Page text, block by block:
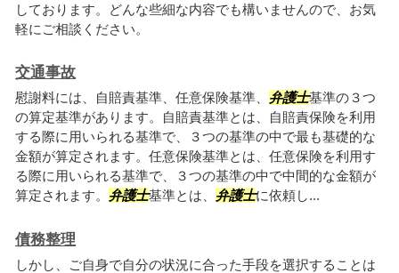
しております。どんな些細な内容でも構いませんので、お気
軽にご相談ください。
交通事故
慰謝料には、自賠責基準、任意保険基準、 弁護士基準の３つ
の算定基準があります。自賠責基準とは、自賠責保険を利用
する際に用いられる基準で、３つの基準の中で最も基礎的な
金額が算定されます。任意保険基準とは、任意保険を利用す
る際に用いられる基準で、３つの基準の中で中間的な金額が
算定されます。 弁護士基準とは、 弁護士に依頼し...
債務整理
しかし、ご自身で自分の状況に合った手段を選択することは